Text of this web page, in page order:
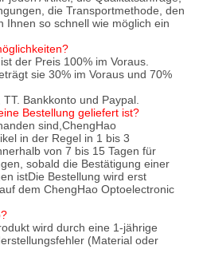
die Transportmethode, den
Ihnen so schnell wie möglich ein
der Preis 100% im Voraus.
sie 30% im Voraus und 70%
Bankkonto und Paypal.
Bestellung geliefert ist?
sind,ChengHao
in der Regel in 1 bis 3
von 7 bis 15 Tagen für
sobald die Bestätigung einer
istDie Bestellung wird erst
dem ChengHao Optoelectronic
wird durch eine 1-jährige
(Material oder